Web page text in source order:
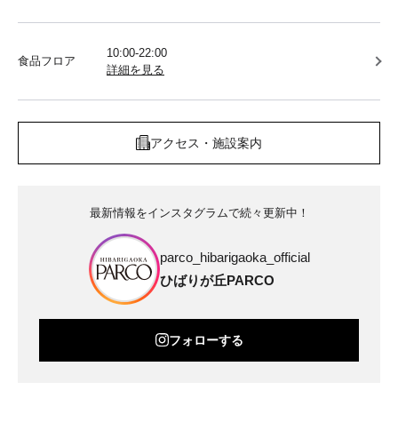
食品フロア
10:00-22:00
詳細を見る
アクセス・施設案内
最新情報をインスタグラムで続々更新中！
parco_hibarigaoka_official
ひばりが丘PARCO
フォローする